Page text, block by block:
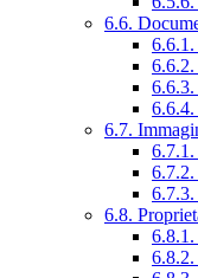
6.6.
6.7.
6.7.1.
6.8.